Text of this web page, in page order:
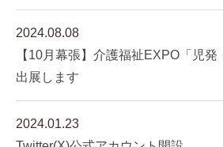
2024.08.08
【10月幕張】介護福祉EXPO「児
出展します
2024.01.23